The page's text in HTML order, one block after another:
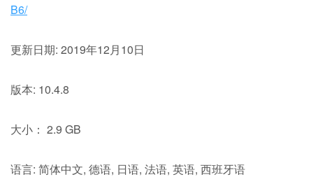
B6/
更新日期: 2019年12月10日
版本: 10.4.8
大小： 2.9 GB
语言: 简体中文, 德语, 日语, 法语, 英语, 西班牙语